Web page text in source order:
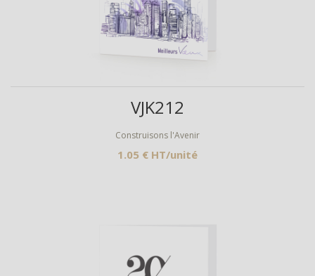
VJK212
Construisons l'Avenir
1.05 € HT/unité